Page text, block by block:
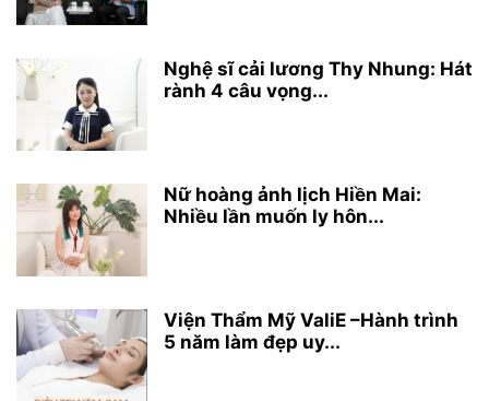
Nghệ sĩ cải lương Thy Nhung: Hát
rành 4 câu vọng...
Nữ hoàng ảnh lịch Hiền Mai:
Nhiều lần muốn ly hôn...
Viện Thẩm Mỹ ValiE –Hành trình
5 năm làm đẹp uy...